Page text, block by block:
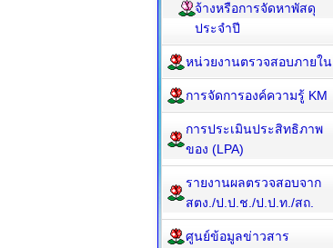
จ้างหรือการจัดหาพัสดุ
ประจำปี
หน่วยงานตรวจสอบภายใน
การจัดการองค์ความรู้ KM
การประเมินประสิทธิภาพ
ของ (LPA)
รายงานผลตรวจสอบจาก
สตง./ป.ป.ช./ป.ป.ท./สถ.
ศูนย์ข้อมูลข่าวสาร